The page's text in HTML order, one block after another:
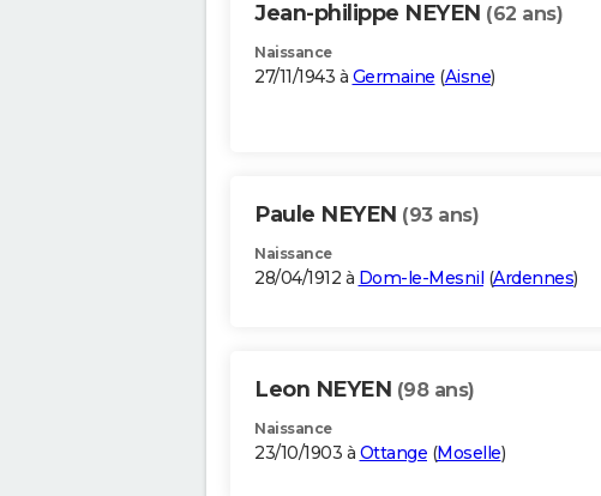
Jean-philippe NEYEN (62 ans)
Naissance
27/11/1943 à Germaine (Aisne)
Paule NEYEN (93 ans)
Naissance
28/04/1912 à Dom-le-Mesnil (Ardennes)
Leon NEYEN (98 ans)
Naissance
23/10/1903 à Ottange (Moselle)